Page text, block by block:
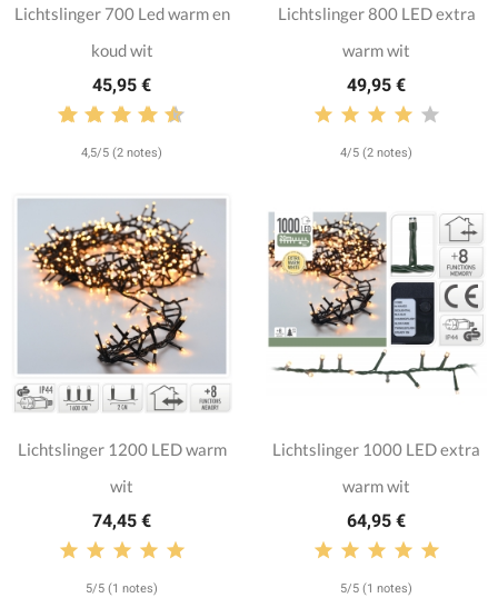
Lichtslinger 700 Led warm en
koud wit
45,95 €
4,5/5 (2 notes)
Lichtslinger 800 LED extra
warm wit
49,95 €
4/5 (2 notes)
Lichtslinger 1200 LED warm
wit
74,45 €
5/5 (1 notes)
Lichtslinger 1000 LED extra
warm wit
64,95 €
5/5 (1 notes)